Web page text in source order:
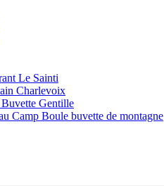
Le Sainti
Charlevoix
Gentille
Camp Boule buvette de montagne